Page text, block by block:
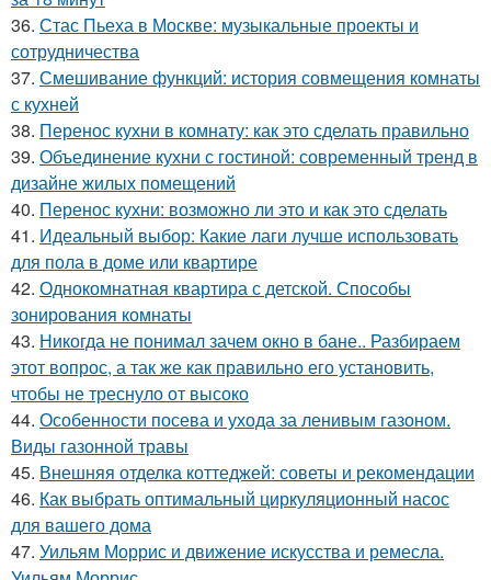
36. Стас Пьеха в Москве: музыкальные проекты и
сотрудничества
37. Смешивание функций: история совмещения комнаты
с кухней
38. Перенос кухни в комнату: как это сделать правильно
39. Объединение кухни с гостиной: современный тренд в
дизайне жилых помещений
40. Перенос кухни: возможно ли это и как это сделать
41. Идеальный выбор: Какие лаги лучше использовать
для пола в доме или квартире
42. Однокомнатная квартира с детской. Способы
зонирования комнаты
43. Никогда не понимал зачем окно в бане.. Разбираем
этот вопрос, а так же как правильно его установить,
чтобы не треснуло от высоко
44. Особенности посева и ухода за ленивым газоном.
Виды газонной травы
45. Внешняя отделка коттеджей: советы и рекомендации
46. Как выбрать оптимальный циркуляционный насос
для вашего дома
47. Уильям Моррис и движение искусства и ремесла.